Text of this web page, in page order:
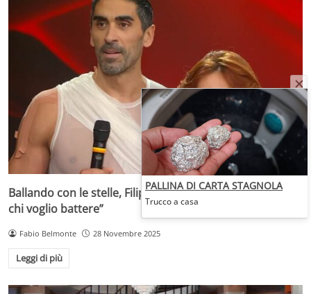
Ballando con le stelle, Filippo Magnini agguerrito: “Ecco
chi voglio battere”
Fabio Belmonte 28 Novembre 2025
Leggi di più
PALLINA DI CARTA STAGNOLA
Trucco a casa